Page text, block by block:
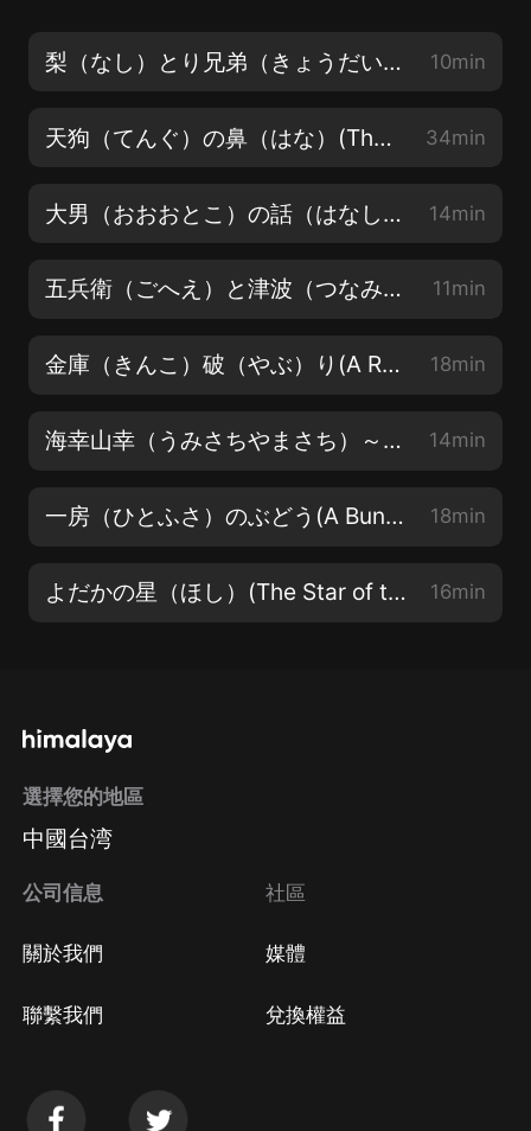
梨（なし）とり兄弟（きょうだい）(Three Brothers Who Went Searching for Pears) 10min
天狗（てんぐ）の鼻（はな）(The Nose of a Tengu) 34min
大男（おおおとこ）の話（はなし）(A Story of a Giant) 14min
五兵衛（ごへえ）と津波（つなみ）(Gohe and a Tsunami) 11min
金庫（きんこ）破（やぶ）り(A Retrieved Reformation) 18min
海幸山幸（うみさちやまさち）～日本（にほん）の神話（しんわ）(Sea Prince and Mountain Prince) 14min
一房（ひとふさ）のぶどう(A Bunch of Grapes) 18min
よだかの星（ほし）(The Star of the Night Hawk) 16min
選擇您的地區
中國台湾
公司信息
關於我們
聯繫我們
社區
媒體
兌換權益